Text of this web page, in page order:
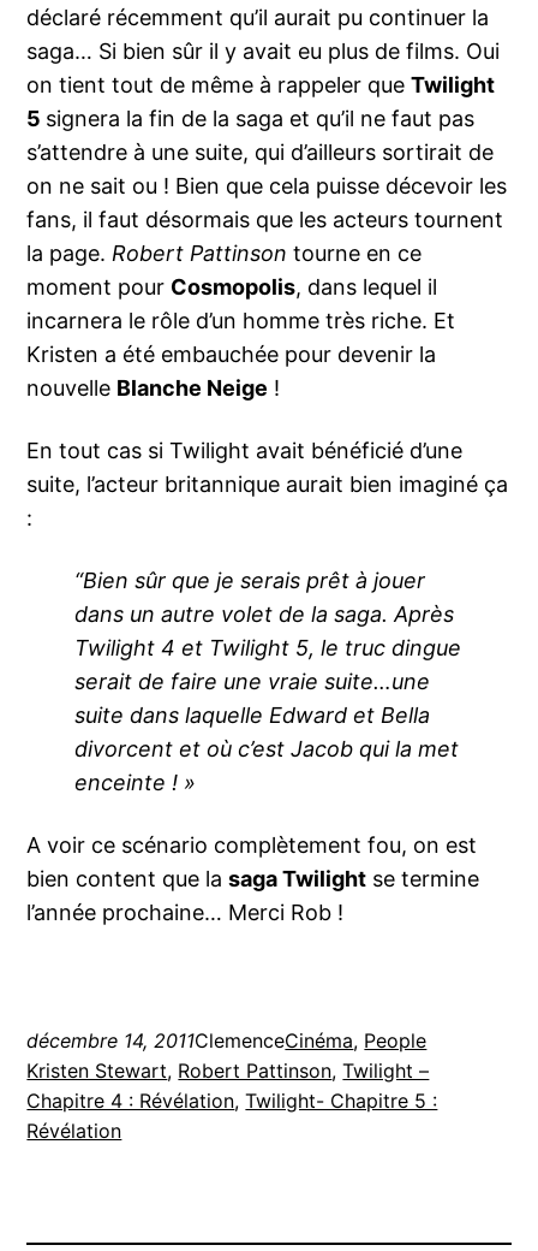
déclaré récemment qu’il aurait pu continuer la
saga… Si bien sûr il y avait eu plus de films. Oui
on tient tout de même à rappeler queTwilight
5 signera la fin de la saga et qu’il ne faut pas
s’attendre à une suite, qui d’ailleurs sortirait de
on ne sait ou ! Bien que cela puisse décevoir les
fans, il faut désormais que les acteurs tournent
la page. Robert Pattinson tourne en ce
moment pour Cosmopolis, dans lequel il
incarnera le rôle d’un homme très riche. Et
Kristen a été embauchée pour devenir la
nouvelle Blanche Neige !
En tout cas si Twilight avait bénéficié d’une
suite, l’acteur britannique aurait bien imaginé ça
:
“Bien sûr que je serais prêt à jouer
dans un autre volet de la saga. Après
Twilight 4 et Twilight 5, le truc dingue
serait de faire une vraie suite…une
suite dans laquelle Edward et Bella
divorcent et où c’est Jacob qui la met
enceinte ! »
A voir ce scénario complètement fou, on est
bien content que lasaga Twilight se termine
l’année prochaine… Merci Rob !
décembre 14, 2011ClemenceCinéma, People
Kristen Stewart, Robert Pattinson, Twilight –
Chapitre 4 : Révélation, Twilight- Chapitre 5 :
Révélation